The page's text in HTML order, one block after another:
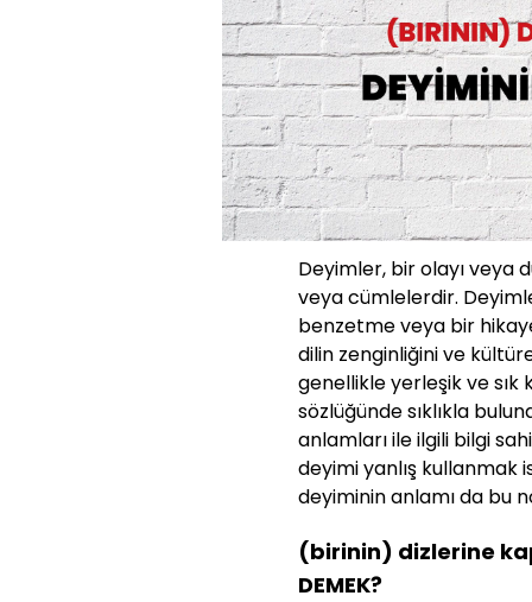
Deyimler, bir olayı veya
veya cümlelerdir.
benzetme veya bir
dilin zenginliğini ve
genellikle yerleşik ve sık
sözlüğünde sıklıkla
anlamları ile ilgili bilgi
deyimi yanlış
deyiminin anlamı da bu
(birinin) dizlerine
DEMEK?